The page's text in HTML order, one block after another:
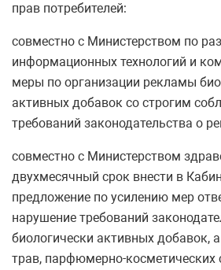
прав потребителей:
совместно с Министерством по
информационных технологий и
меры по организации рекламы
активных добавок со строгим
требований законодательства о
совместно с Министерством
двухмесячный срок внести в
предложение по усилению мер
нарушение требований
биологически активных добавок,
трав, парфюмерно-косметических